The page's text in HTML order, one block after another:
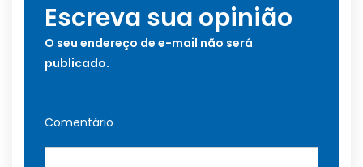
Escreva sua opinião
O seu endereço de e-mail não será
publicado.
Comentário